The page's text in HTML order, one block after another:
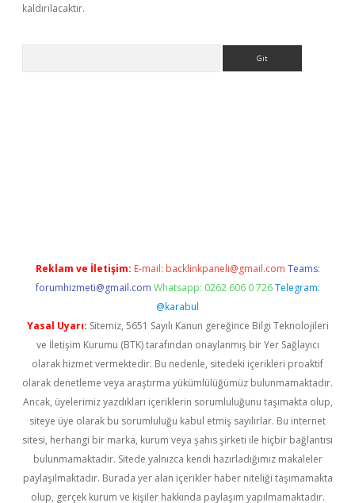
kaldırılacaktır.
Reklam ve İletişim: E-mail: backlinkpaneli@gmail.com Teams:
forumhizmeti@gmail.com Whatsapp: 0262 606 0 726 Telegram:
@karabul
Yasal Uyarı: Sitemiz, 5651 Sayılı Kanun gereğince Bilgi Teknolojileri
ve İletişim Kurumu (BTK) tarafından onaylanmış bir Yer Sağlayıcı
olarak hizmet vermektedir. Bu nedenle, sitedeki içerikleri proaktif
olarak denetleme veya araştırma yükümlülüğümüz bulunmamaktadır.
Ancak, üyelerimiz yazdıkları içeriklerin sorumluluğunu taşımakta olup,
siteye üye olarak bu sorumluluğu kabul etmiş sayılırlar. Bu internet
sitesi, herhangi bir marka, kurum veya şahıs şirketi ile hiçbir bağlantısı
bulunmamaktadır. Sitede yalnızca kendi hazırladığımız makaleler
paylaşılmaktadır. Burada yer alan içerikler haber niteliği taşımamakta
olup, gerçek kurum ve kişiler hakkında paylaşım yapılmamaktadır.